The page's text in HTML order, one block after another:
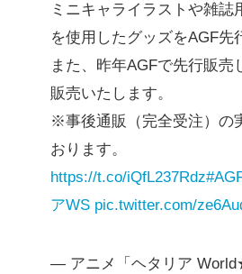
ミニキャライラストや雑誌
を使用したグッズをAGF先
また、昨年AGFで先行販売
販売いたします。
※事後通販（完全受注）の
おります。
https://t.co/iQfL237Rdz
アWS pic.twitter.com/
— アニメ「ヘタリア